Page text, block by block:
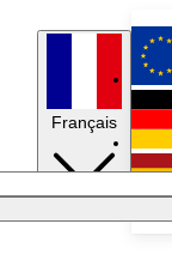
Français